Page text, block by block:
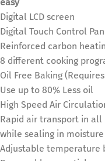
easy
Digital LCD screen
Digital Touch Control
Reinforced carbon
8 different cooking
Oil Free Baking
Use up to 80% Less oil
High Speed Air
Rapid air transport in
while sealing in
Adjustable temperature